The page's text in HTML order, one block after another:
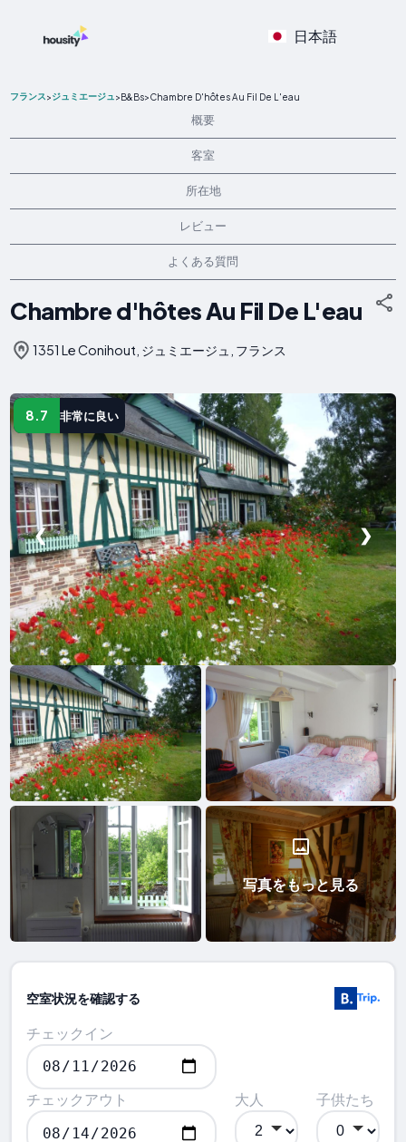
日本語
フランス>ジュミエージュ >B&Bs>Chambre D'hôtes Au Fil De L'eau
概要
客室
所在地
レビュー
よくある質問
Chambre d'hôtes Au Fil De L'eau
1351 Le Conihout, ジュミエージュ, フランス
8.7 非常に良い
❮ ❯
写真をもっと見る
空室状況を確認する
チェックイン
チェックアウト 大人 子供たち